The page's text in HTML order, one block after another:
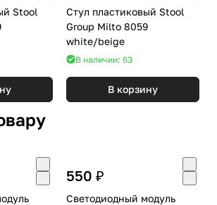
Stool
Стул пластиковый Stool
Group Milto 8059
white/beige
В наличии: 63
В корзину
550 ₽
Светодиодный модуль